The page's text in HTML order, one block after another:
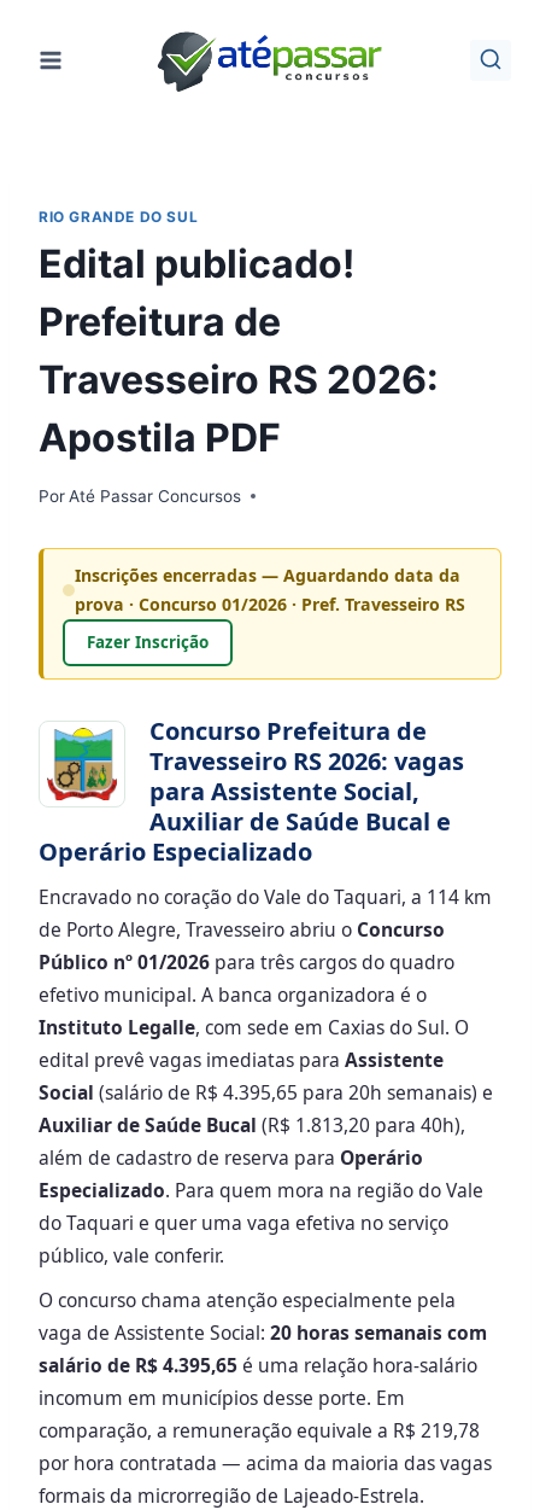
para
RIO GRANDE DO SUL
Edital publicado!
Prefeitura de
Travesseiro RS 2026:
Apostila PDF
PorAté Passar Concursos
Inscrições encerradas — Aguardando data da
prova · Concurso 01/2026 · Pref. Travesseiro RS
Fazer Inscrição
Concurso Prefeitura de
Travesseiro RS 2026: vagas
para Assistente Social,
Auxiliar de Saúde Bucal e
Operário Especializado
Encravado no coração do Vale do Taquari, a 114 km
de Porto Alegre, Travesseiro abriu o Concurso
Público nº 01/2026 para três cargos do quadro
efetivo municipal. A banca organizadora é o
Instituto Legalle, com sede em Caxias do Sul. O
edital prevê vagas imediatas para Assistente
Social (salário de R$ 4.395,65 para 20h semanais) e
Auxiliar de Saúde Bucal (R$ 1.813,20 para 40h),
além de cadastro de reserva para Operário
Especializado. Para quem mora na região do Vale
do Taquari e quer uma vaga efetiva no serviço
público, vale conferir.
O concurso chama atenção especialmente pela
vaga de Assistente Social: 20 horas semanais com
salário de R$ 4.395,65é uma relação hora-salário
incomum em municípios desse porte. Em
comparação, a remuneração equivale a R$ 219,78
por hora contratada — acima da maioria das vagas
formais da microrregião de Lajeado-Estrela.